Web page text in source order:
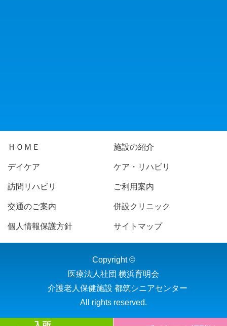
ＨＯＭＥ 施設の紹介
デイケア ケア・リハビリ
訪問リハビリ ご利用案内
交通のご案内 併設クリニック
個人情報保護方針 サイトマップ
Copyright ©
医療法人社団 横浜育明会
介護老人保健施設 都筑シニアセンター
All rights reserved.